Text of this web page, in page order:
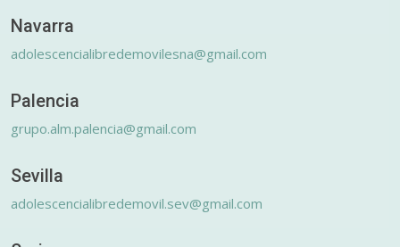
Navarra
adolescencialibredemovilesna@gmail.com
Palencia
grupo.alm.palencia@gmail.com
Sevilla
adolescencialibredemovil.sev@gmail.com